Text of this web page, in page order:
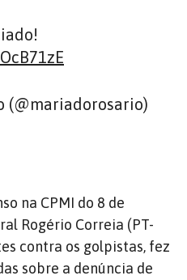
(@mariadorosario)
na CPMI do 8 de
Rogério Correia (PT-
contra os golpistas, fez
sobre a denúncia de